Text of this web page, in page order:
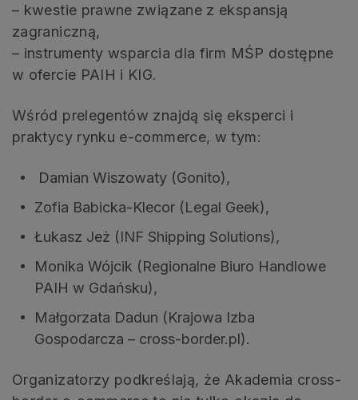
– kwestie prawne związane z ekspansją
zagraniczną,
– instrumenty wsparcia dla firm MŚP dostępne
w ofercie PAIH i KIG.
Wśród prelegentów znajdą się eksperci i
praktycy rynku e-commerce, w tym:
Damian Wiszowaty (Gonito),
Zofia Babicka-Klecor (Legal Geek),
Łukasz Jeż (INF Shipping Solutions),
Monika Wójcik (Regionalne Biuro Handlowe
PAIH w Gdańsku),
Małgorzata Dadun (Krajowa Izba
Gospodarcza – cross-border.pl).
Organizatorzy podkreślają, że Akademia cross-